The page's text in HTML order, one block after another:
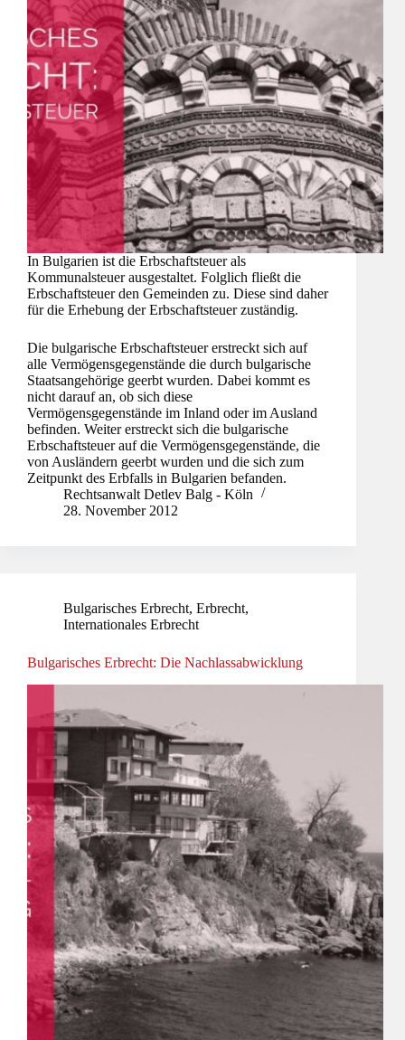
In Bulgarien ist die Erbschaftsteuer als
Kommunalsteuer ausgestaltet. Folglich fließt die
Erbschaftsteuer den Gemeinden zu. Diese sind daher
für die Erhebung der Erbschaftsteuer zuständig.
Die bulgarische Erbschaftsteuer erstreckt sich auf
alle Vermögensgegenstände die durch bulgarische
Staatsangehörige geerbt wurden. Dabei kommt es
nicht darauf an, ob sich diese
Vermögensgegenstände im Inland oder im Ausland
befinden. Weiter erstreckt sich die bulgarische
Erbschaftsteuer auf die Vermögensgegenstände, die
von Ausländern geerbt wurden und die sich zum
Zeitpunkt des Erbfalls in Bulgarien befanden.
Rechtsanwalt Detlev Balg - Köln
28. November 2012
Bulgarisches Erbrecht, Erbrecht,
Internationales Erbrecht
Bulgarisches Erbrecht: Die Nachlassabwicklung